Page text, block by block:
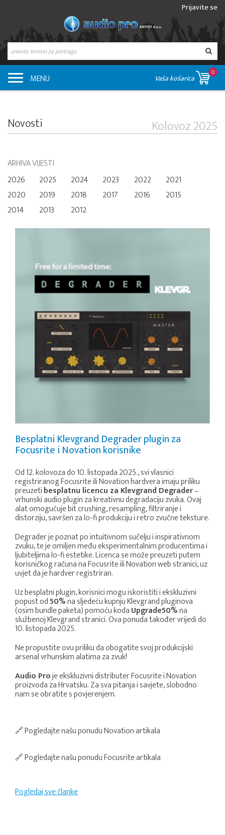
Prijavite se
MENU Vaša košarica
0
Novosti Kolovoz 2025
ARHIVA VIJESTI
2026
2025 2024 2023 2022
2021
2020
2019 2018 2017 2016
2015
2014
2013 2012
Besplatni Klevgrand Degrader plugin za
Focusrite i Novation korisnike
Od 12. kolovoza do 10. listopada 2025., svi vlasnici
registriranog Focusrite ili Novation hardvera imaju priliku
preuzetibesplatnu licencu za Klevgrand Degrader–
vrhunski audio plugin za kreativnu degradaciju zvuka. Ovaj
alat omogućuje bit crushing, resampling, filtriranje i
distorziju, savršen za lo-fi produkciju i retro zvučne teksture.
Degrader je poznat po intuitivnom sučelju i inspirativnom
zvuku, te je omiljen među eksperimentalnim producentima i
ljubiteljima lo-fi estetike. Licenca se može preuzeti putem
korisničkog računa na Focusrite ili Novation web stranici, uz
uvjet da je hardver registriran.
Uz besplatni plugin, korisnici mogu iskoristiti i ekskluzivni
popust od50%na sljedeću kupnju Klevgrand pluginova
(osim bundle paketa) pomoću kodaUpgrade50%na
službenoj Klevgrand stranici. Ova ponuda također vrijedi do
10. listopada 2025.
Ne propustite ovu priliku da obogatite svoj produkcijski
arsenal vrhunskim alatima za zvuk!
Audio Proje ekskluzivni distributer Focusrite i Novation
proizvoda za Hrvatsku. Za sva pitanja i savjete, slobodno
nam se obratite s povjerenjem.
🔗Pogledajte našu ponudu Novation artikala
🔗Pogledajte našu ponudu Focusrite artikala
Pogledaj sve članke